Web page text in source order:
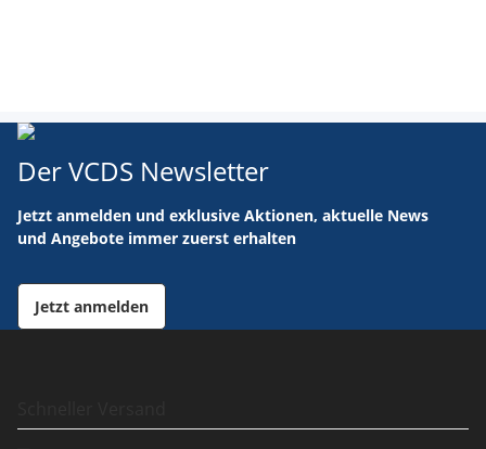
Der VCDS Newsletter
Jetzt anmelden und exklusive Aktionen, aktuelle News
und Angebote immer zuerst erhalten
Jetzt anmelden